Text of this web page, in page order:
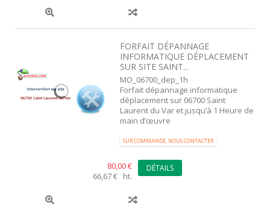
FORFAIT DÉPANNAGE
INFORMATIQUE DÉPLACEMENT
SUR SITE SAINT...
MO_06700_dep_1h
Forfait dépannage informatique
déplacement sur 06700 Saint
Laurent du Var et jusqu’à 1 Heure de
main d’œuvre
SUR COMMANDE, NOUS CONTACTER
80,00 €
66,67 € ht.
DÉTAILS